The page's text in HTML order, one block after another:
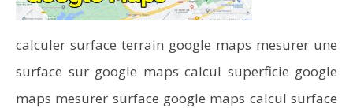
calculer surface terrain google maps mesurer une
surface sur google maps calcul superficie google
maps mesurer surface google maps calcul surface